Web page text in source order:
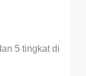
5 tingkat di